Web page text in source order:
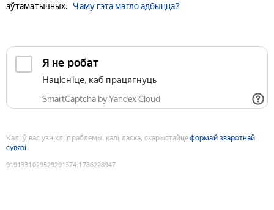
аўтаматычных.
Чаму гэта магло адбыцца?
Я не робат
Націсніце, каб працягнуць
SmartCaptcha by Yandex Cloud
Калі ў вас узніклі праблемы, калі ласка, скарыстайцеформай зваротнай
сувязі
9191331029529291374:1786228947